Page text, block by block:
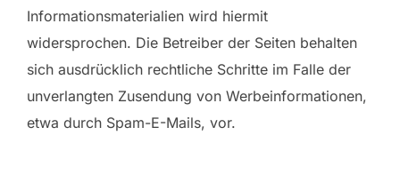
Informationsmaterialien wird hiermit
widersprochen. Die Betreiber der Seiten behalten
sich ausdrücklich rechtliche Schritte im Falle der
unverlangten Zusendung von Werbeinformationen,
etwa durch Spam-E-Mails, vor.